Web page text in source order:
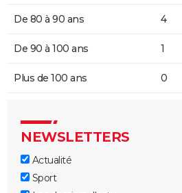
De 80 à 90 ans 4
De 90 à 100 ans 1
Plus de 100 ans 0
NEWSLETTERS
Actualité
Sport